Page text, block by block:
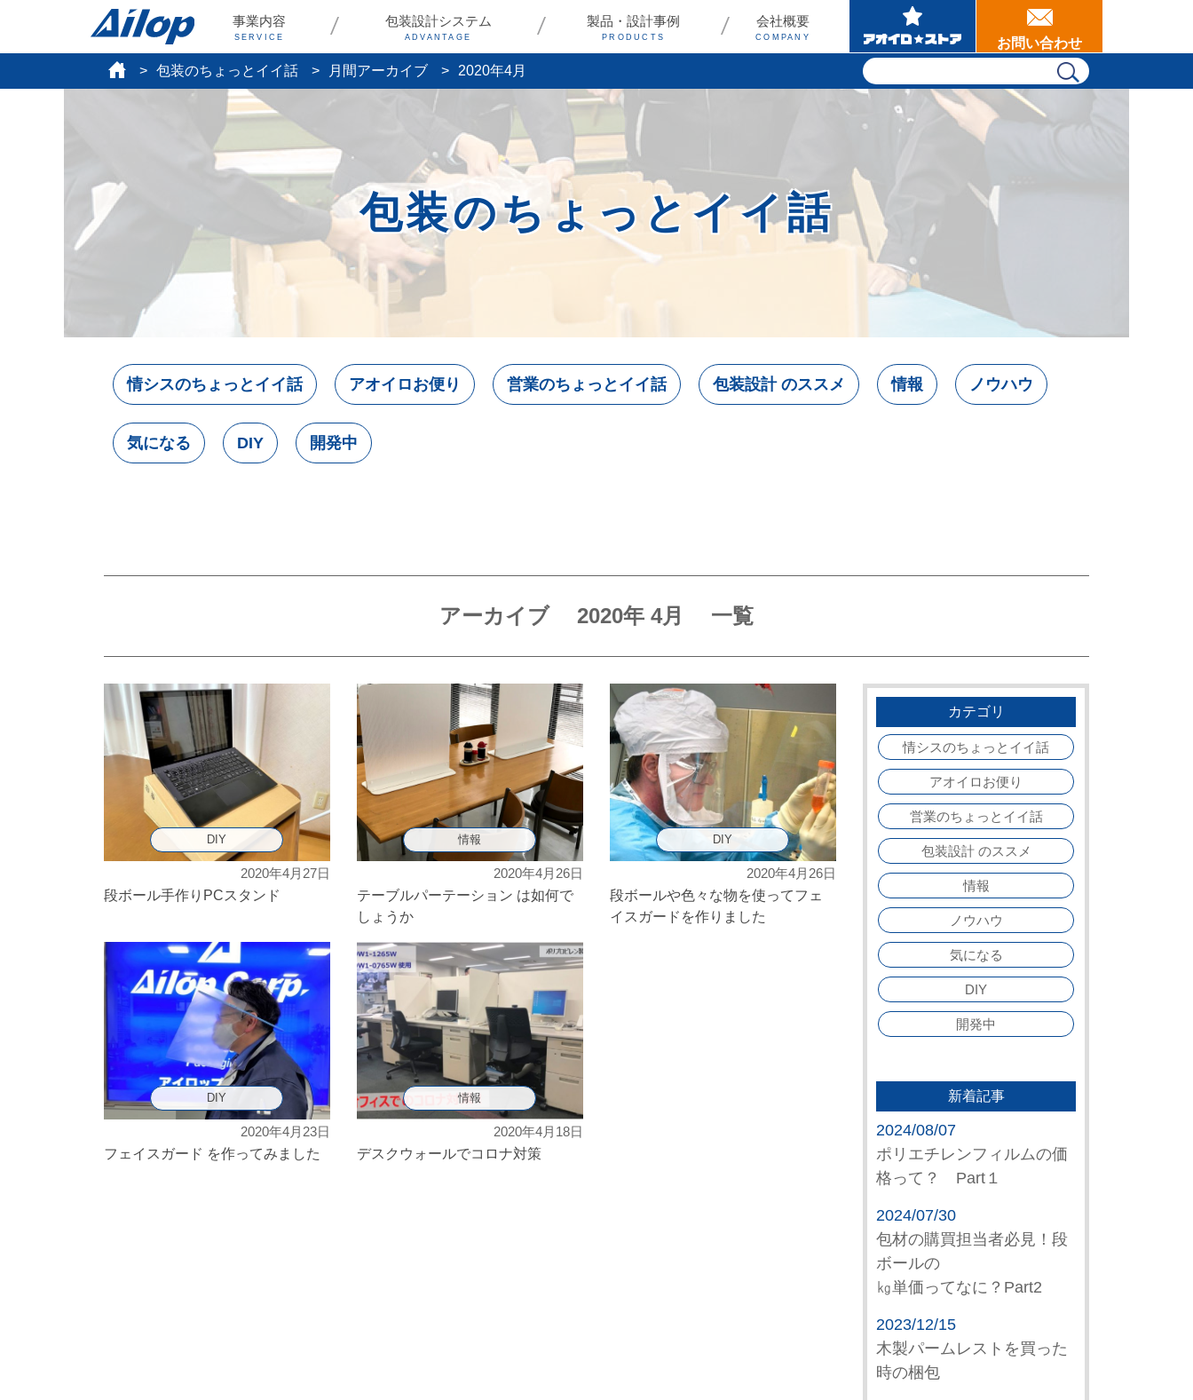
事業内容
SERVICE
包装設計システム
ADVANTAGE
製品・設計事例
PRODUCTS
会社概要
COMPANY
お問い合わせ
包装のちょっとイイ話
月間アーカイブ 2020年4月
包装のちょっとイイ話
情シスのちょっとイイ話 アオイロお便り 営業のちょっとイイ話 包装設計 のススメ 情報 ノウハウ
気になる DIY 開発中
アーカイブ 2020年 4月 一覧
DIY
2020年4月27日
段ボール手作りPCスタンド
情報
2020年4月26日
テーブルパーテーション は如何で
しょうか
DIY
2020年4月26日
段ボールや色々な物を使ってフェ
イスガードを作りました
DIY
2020年4月23日
フェイスガード を作ってみました
情報
2020年4月18日
デスクウォールでコロナ対策
カテゴリ
情シスのちょっとイイ話
アオイロお便り
営業のちょっとイイ話
包装設計 のススメ
情報
ノウハウ
気になる
DIY
開発中
新着記事
2024/08/07
ポリエチレンフィルムの価
格って？ Part１
2024/07/30
包材の購買担当者必見！段
ボールの
㎏単価ってなに？Part2
2023/12/15
木製パームレストを買った
時の梱包